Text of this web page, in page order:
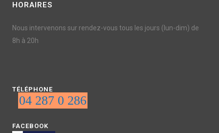
HORAIRES
Nous intervenons sur rendez-vous tous les jours (lun-dim) de
8h à 20h
TÉLÉPHONE
04 287 0 286
FACEBOOK